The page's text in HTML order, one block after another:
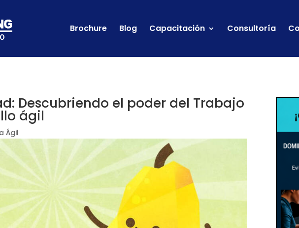
Brochure Blog Capacitación Consultoría
Descubriendo el poder del Trabajo
ágil
Ágil